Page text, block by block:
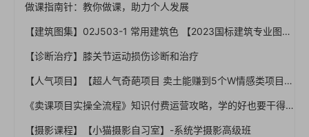
做课指南针：教你做课，助力个人发展
【建筑图集】02J503-1 常用建筑色 【2023国标建筑专业图集大全】
【诊断治疗】膝关节运动损伤诊断和治疗
【人气项目】【超人气奇葩项目 卖土能赚到5个W情感类项目月赚6位数】（完结）
《卖课项目实操全流程》知识付费运营攻略，学的好也要干得好
【摄影课程】【小猫摄影自习室】-系统学摄影高级班